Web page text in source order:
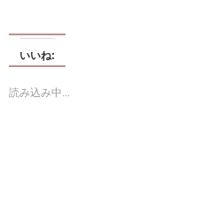
いいね:
読み込み中...